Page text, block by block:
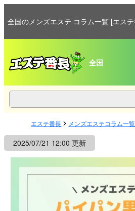
全国のメンズエステ コラム一覧 [エス
全国
エステ番長 メンズエステコラム一覧
2025/07/21 12:00 更新